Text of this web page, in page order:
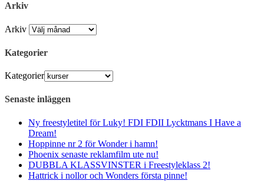
Arkiv
Arkiv
Kategorier
Kategorier
Senaste inläggen
Ny freestyletitel för Luky! FDI FDII Lycktmans I Have a
Dream!
Hoppinne nr 2 för Wonder i hamn!
Phoenix senaste reklamfilm ute nu!
DUBBLA KLASSVINSTER i Freestyleklass 2!
Hattrick i nollor och Wonders första pinne!